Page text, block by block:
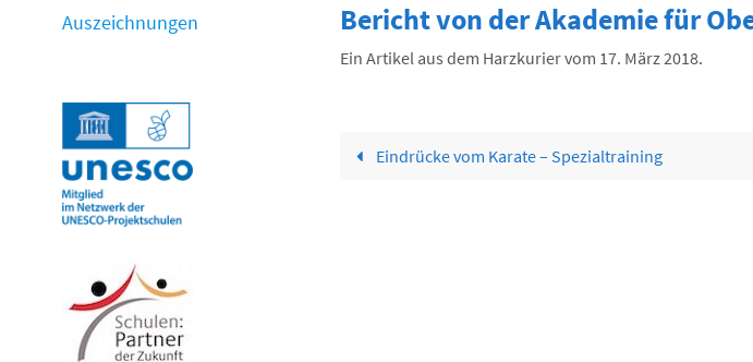
Bericht von der Akademie für
Ein Artikel aus dem Harzkurier vom 17. März 2018.
Eindrücke vom Karate – Spezialtraining
Auszeichnungen